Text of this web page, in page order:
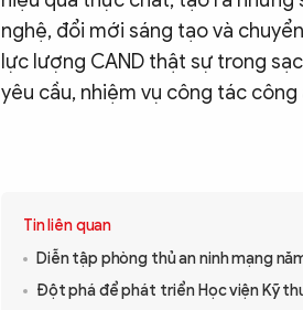
nghệ, đổi mới sáng tạo và
lực lượng CAND thật sự trong
yêu cầu, nhiệm vụ công tác
Tin liên quan
Diễn tập phòng thủ an ninh mạng
Đột phá để phát triển Học viện Kỹ